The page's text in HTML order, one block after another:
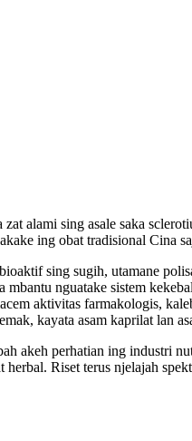
alami sing asale saka
ing obat tradisional Cina
sing sugih, utamane
mbantu nguatake sistem
aktivitas farmakologis,
kayata asam kaprilat lan
akeh perhatian ing industri
herbal. Riset terus njelajah